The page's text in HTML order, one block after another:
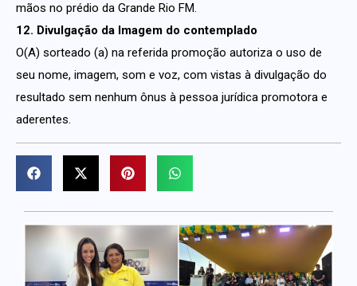
mãos no prédio da Grande Rio FM.
12. Divulgação da Imagem do contemplado
O(A) sorteado (a) na referida promoção autoriza o uso de
seu nome, imagem, som e voz, com vistas à divulgação do
resultado sem nenhum ônus à pessoa jurídica promotora e
aderentes.